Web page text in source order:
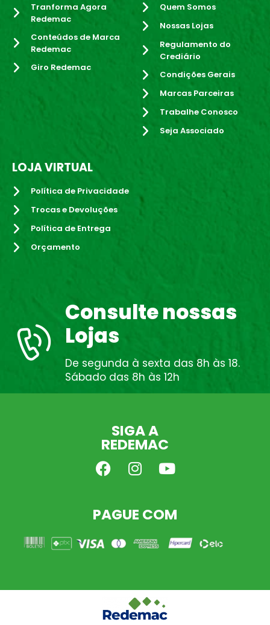
Tranforma Agora
Redemac
Conteúdos de Marca
Redemac
Giro Redemac
Quem Somos
Nossas Lojas
Regulamento do
Crediário
Condições Gerais
Marcas Parceiras
Trabalhe Conosco
Seja Associado
LOJA VIRTUAL
Política de Privacidade
Trocas e Devoluções
Política de Entrega
Orçamento
Consulte nossas
Lojas
De segunda à sexta das 8h às 18.
Sábado das 8h às 12h
SIGA A
REDEMAC
PAGUE COM